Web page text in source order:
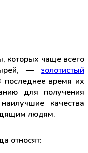
которых чаще всего
— золотистый
последнее время их
для получения
качества
людям.
относят: